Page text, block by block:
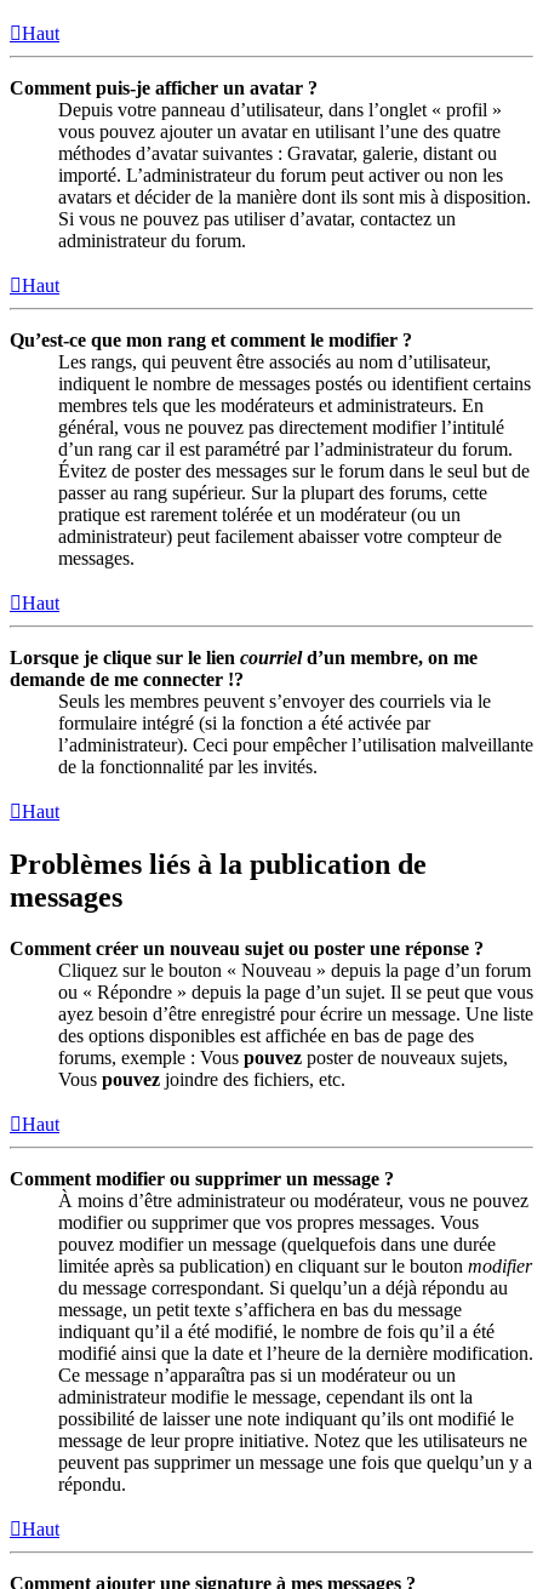
Haut
Comment puis-je afficher un avatar ?
Depuis votre panneau d’utilisateur, dans l’onglet « profil »
vous pouvez ajouter un avatar en utilisant l’une des quatre
méthodes d’avatar suivantes : Gravatar, galerie, distant ou
importé. L’administrateur du forum peut activer ou non les
avatars et décider de la manière dont ils sont mis à disposition.
Si vous ne pouvez pas utiliser d’avatar, contactez un
administrateur du forum.
Haut
Qu’est-ce que mon rang et comment le modifier ?
Les rangs, qui peuvent être associés au nom d’utilisateur,
indiquent le nombre de messages postés ou identifient certains
membres tels que les modérateurs et administrateurs. En
général, vous ne pouvez pas directement modifier l’intitulé
d’un rang car il est paramétré par l’administrateur du forum.
Évitez de poster des messages sur le forum dans le seul but de
passer au rang supérieur. Sur la plupart des forums, cette
pratique est rarement tolérée et un modérateur (ou un
administrateur) peut facilement abaisser votre compteur de
messages.
Haut
Lorsque je clique sur le lien courrield’un membre, on me
demande de me connecter !?
Seuls les membres peuvent s’envoyer des courriels via le
formulaire intégré (si la fonction a été activée par
l’administrateur). Ceci pour empêcher l’utilisation malveillante
de la fonctionnalité par les invités.
Haut
Problèmes liés à la publication de
messages
Comment créer un nouveau sujet ou poster une réponse ?
Cliquez sur le bouton « Nouveau » depuis la page d’un forum
ou « Répondre » depuis la page d’un sujet. Il se peut que vous
ayez besoin d’être enregistré pour écrire un message. Une liste
des options disponibles est affichée en bas de page des
forums, exemple : Vous pouvez poster de nouveaux sujets,
Vous pouvez joindre des fichiers, etc.
Haut
Comment modifier ou supprimer un message ?
À moins d’être administrateur ou modérateur, vous ne pouvez
modifier ou supprimer que vos propres messages. Vous
pouvez modifier un message (quelquefois dans une durée
limitée après sa publication) en cliquant sur le bouton modifier
du message correspondant. Si quelqu’un a déjà répondu au
message, un petit texte s’affichera en bas du message
indiquant qu’il a été modifié, le nombre de fois qu’il a été
modifié ainsi que la date et l’heure de la dernière modification.
Ce message n’apparaîtra pas si un modérateur ou un
administrateur modifie le message, cependant ils ont la
possibilité de laisser une note indiquant qu’ils ont modifié le
message de leur propre initiative. Notez que les utilisateurs ne
peuvent pas supprimer un message une fois que quelqu’un y a
répondu.
Haut
Comment ajouter une signature à mes messages ?